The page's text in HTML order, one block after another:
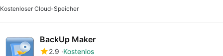
Kostenloser Cloud-Speicher
BackUp Maker
2.9 Kostenlos